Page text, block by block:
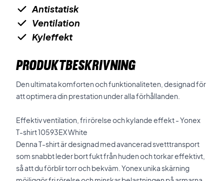
Antistatisk
Ventilation
Kyleffekt
PRODUKTBESKRIVNING
Den ultimata komforten och funktionaliteten, designad för
att optimera din prestation under alla förhållanden.
Effektiv ventilation, fri rörelse och kylande effekt - Yonex
T-shirt 10593EX White
Denna T-shirt är designad med avancerad svetttransport
som snabbt leder bort fukt från huden och torkar effektivt,
så att du förblir torr och bekväm. Yonex unika skärning